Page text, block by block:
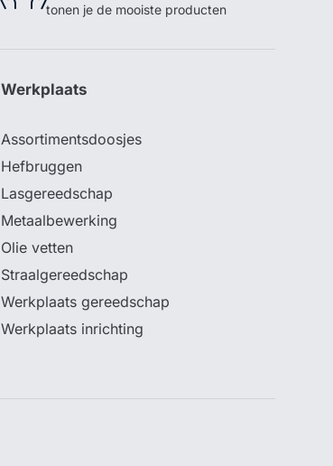
tonen je de mooiste producten
Werkplaats
Assortimentsdoosjes
Hefbruggen
Lasgereedschap
Metaalbewerking
Olie vetten
Straalgereedschap
Werkplaats gereedschap
Werkplaats inrichting